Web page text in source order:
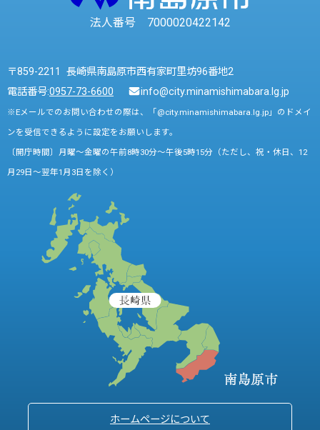
法人番号 7000020422142
〒859-2211 長崎県南島原市西有家町里坊96番地2
電話番号:0957-73-6600 info@city.minamishimabara.lg.jp
※Eメールでのお問い合わせの際は、「@city.minamishimabara.lg.jp」のドメイ
ンを受信できるように設定をお願いします。
〔開庁時間〕月曜～金曜の午前8時30分～午後5時15分（ただし、祝・休日、12
月29日～翌年1月3日を除く）
ホームページについて